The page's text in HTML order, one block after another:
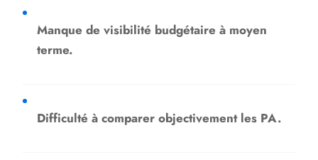
Manque de visibilité budgétaire à moyen
terme.
Difficulté à comparer objectivement les PA.